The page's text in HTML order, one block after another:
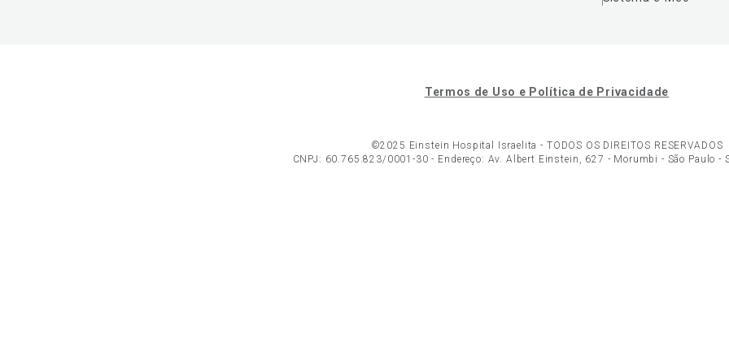
Termos de Uso e Política de Privacidade
©2025 Einstein Hospital Israelita - TODOS OS DIREITOS RESERVADOS
CNPJ: 60.765.823/0001-30 - Endereço: Av. Albert Einstein, 627 - Morumbi - São Paulo -